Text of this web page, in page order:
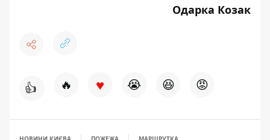
Одарка Козак
👍 🔥 ♥ 😭 😆 😡